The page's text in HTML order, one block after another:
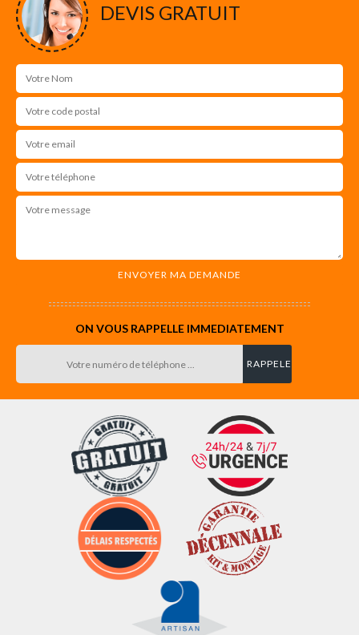
DEVIS GRATUIT
ON VOUS RAPPELLE IMMEDIATEMENT